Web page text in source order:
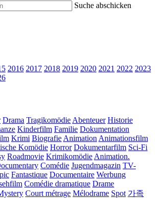
Suche abschicken
2016 2017 2018 2019 2020 2021 2022 2023
Drama Tragikomödie Abenteuer Historie
Kinderfilm Familie Dokumentation
Krimi Biografie Animation Animationsfilm
Komödie Horror Dokumentarfilm Sci-Fi
Roadmovie Krimikomödie Animation.
Comédie Jugendmagazin TV-
Fantastique Documentaire Werbung
Comédie dramatique Drame
Court métrage Mélodrame Spot 가족